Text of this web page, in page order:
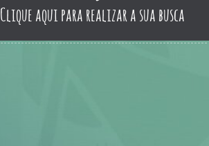
Clique aqui para realizar a sua busca